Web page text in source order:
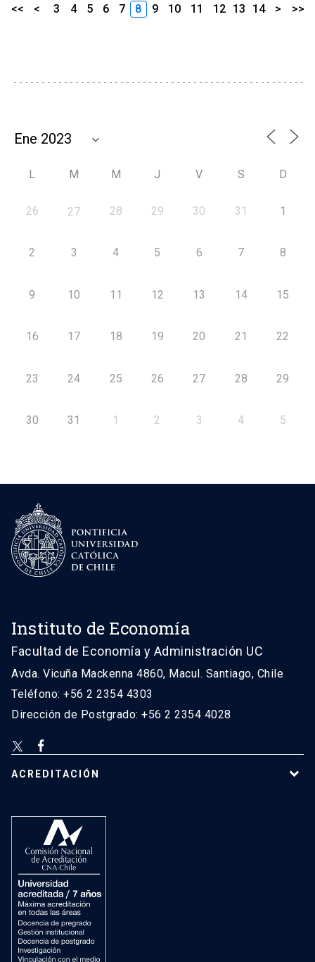
<< < 3 4 5 6 7 8 9 10 11 12 13 14 > >>
L M M J V S D
26 27 28 29 30 31 1
2 3 4 5 6 7 8
9 10 11 12 13 14 15
16 17 18 19 20 21 22
23 24 25 26 27 28 29
30 31 1 2 3 4 5
Instituto de Economía
Facultad de Economía y Administración UC
Avda. Vicuña Mackenna 4860, Macul. Santiago, Chile
Teléfono: +56 2 2354 4303
Dirección de Postgrado: +56 2 2354 4028
ACREDITACIÓN